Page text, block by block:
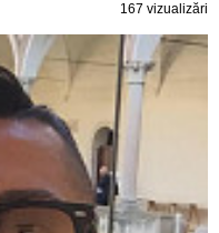
167 vizualizări